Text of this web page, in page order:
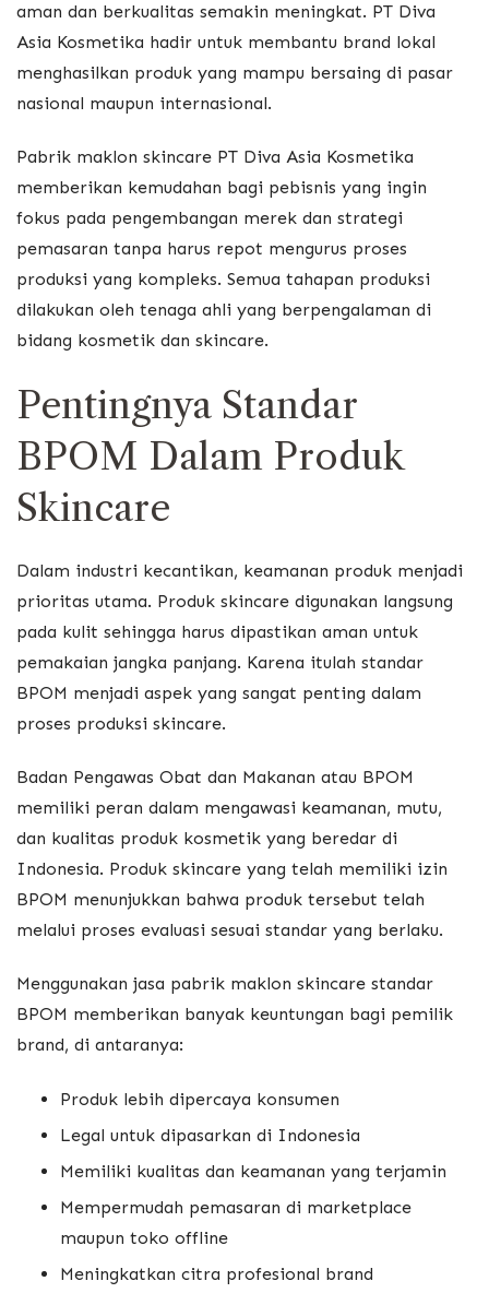
aman dan berkualitas semakin meningkat. PT Diva
Asia Kosmetika hadir untuk membantu brand lokal
menghasilkan produk yang mampu bersaing di pasar
nasional maupun internasional.
Pabrik maklon skincare PT Diva Asia Kosmetika
memberikan kemudahan bagi pebisnis yang ingin
fokus pada pengembangan merek dan strategi
pemasaran tanpa harus repot mengurus proses
produksi yang kompleks. Semua tahapan produksi
dilakukan oleh tenaga ahli yang berpengalaman di
bidang kosmetik dan skincare.
Pentingnya Standar
BPOM Dalam Produk
Skincare
Dalam industri kecantikan, keamanan produk menjadi
prioritas utama. Produk skincare digunakan langsung
pada kulit sehingga harus dipastikan aman untuk
pemakaian jangka panjang. Karena itulah standar
BPOM menjadi aspek yang sangat penting dalam
proses produksi skincare.
Badan Pengawas Obat dan Makanan atau BPOM
memiliki peran dalam mengawasi keamanan, mutu,
dan kualitas produk kosmetik yang beredar di
Indonesia. Produk skincare yang telah memiliki izin
BPOM menunjukkan bahwa produk tersebut telah
melalui proses evaluasi sesuai standar yang berlaku.
Menggunakan jasa pabrik maklon skincare standar
BPOM memberikan banyak keuntungan bagi pemilik
brand, di antaranya:
Produk lebih dipercaya konsumen
Legal untuk dipasarkan di Indonesia
Memiliki kualitas dan keamanan yang terjamin
Mempermudah pemasaran di marketplace
maupun toko offline
Meningkatkan citra profesional brand